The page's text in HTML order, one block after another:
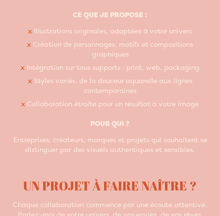
CE QUE JE PROPOSE :
x Illustrations originales, adaptées à votre univers
x Création de personnages, motifs et compositions
graphiques
x Intégration sur tous supports : print, web, packaging
x Styles variés, de la douceur aquarelle aux lignes
contemporaines
x Collaboration étroite pour un résultat à votre image
POUR QUI ?
Entreprises, créateurs, marques et projets qui souhaitent se
distinguer par des visuels authentiques et sensibles.
UN PROJET À FAIRE NAÎTRE ?
Chaque collaboration commence par une écoute attentive.